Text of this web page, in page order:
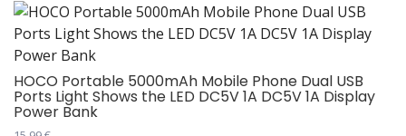
производа.
има
више
варијанти.
Опције
могу
бити
HOCO Portable 5000mAh Mobile Phone Dual USB
Ports Light Shows the LED DC5V 1A DC5V 1A Display
Power Bank